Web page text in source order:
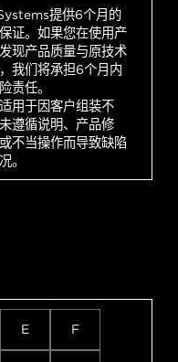
提供6个月的
证。如果您在使用产
现产品质量与原技术
我们将承担6个月内
责任。
用于因客户组装不
遵循说明、产品修
不当操作而导致缺陷
。
E F